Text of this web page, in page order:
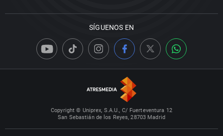
SÍGUENOS EN
Copyright © Uniprex, S.A.U., C/ Fuerteventura 12
San Sebastián de los Reyes, 28703 Madrid